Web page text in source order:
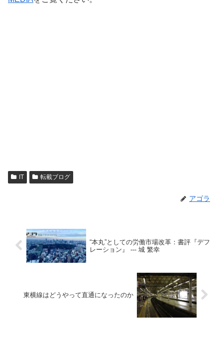
IT 転載ブログ
アゴラ
“本丸”としての労働市場改革：書評『デフ
レーション』 --- 城 繁幸
東横線はどうやって直通になったのか